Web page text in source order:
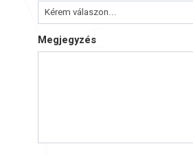
Megjegyzés